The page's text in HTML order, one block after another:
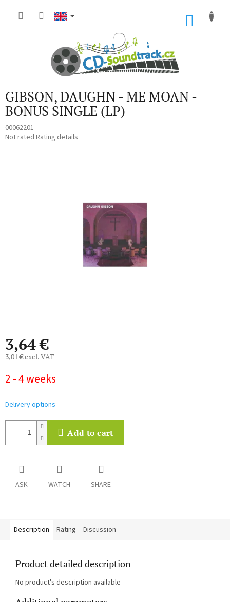
GIBSON, DAUGHN - ME MOAN -
BONUS SINGLE (LP)
00062201
The
Not rated Rating details
3,64 €
3,01 € excl. VAT
price:
2 - 4 weeks
Delivery options
Add to cart
ASK WATCH SHARE
Description Rating Discussion
Product detailed description
No product's description available